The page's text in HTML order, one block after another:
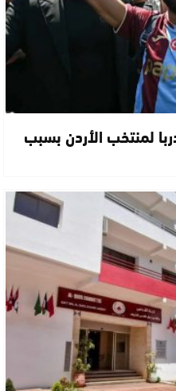
لمنتخب الأردن بسبب